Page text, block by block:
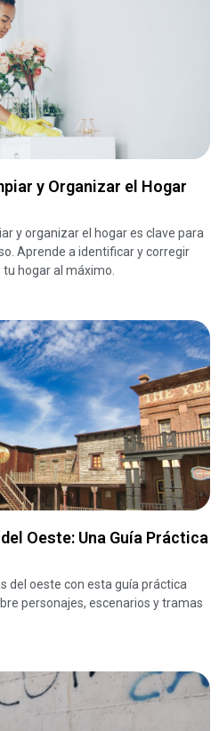
y Organizar el Hogar
y organizar el hogar es clave para
Aprende a identificar y corregir
hogar al máximo.
Oeste: Una Guía Práctica
del oeste con esta guía práctica
personajes, escenarios y tramas